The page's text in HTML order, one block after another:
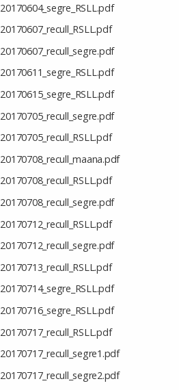
20170604_segre_RSLL.pdf
20170607_recull_RSLL.pdf
20170607_recull_segre.pdf
20170611_segre_RSLL.pdf
20170615_segre_RSLL.pdf
20170705_recull_segre.pdf
20170705_recull_RSLL.pdf
20170708_recull_maana.pdf
20170708_recull_RSLL.pdf
20170708_recull_segre.pdf
20170712_recull_RSLL.pdf
20170712_recull_segre.pdf
20170713_recull_RSLL.pdf
20170714_segre_RSLL.pdf
20170716_segre_RSLL.pdf
20170717_recull_RSLL.pdf
20170717_recull_segre1.pdf
20170717_recull_segre2.pdf